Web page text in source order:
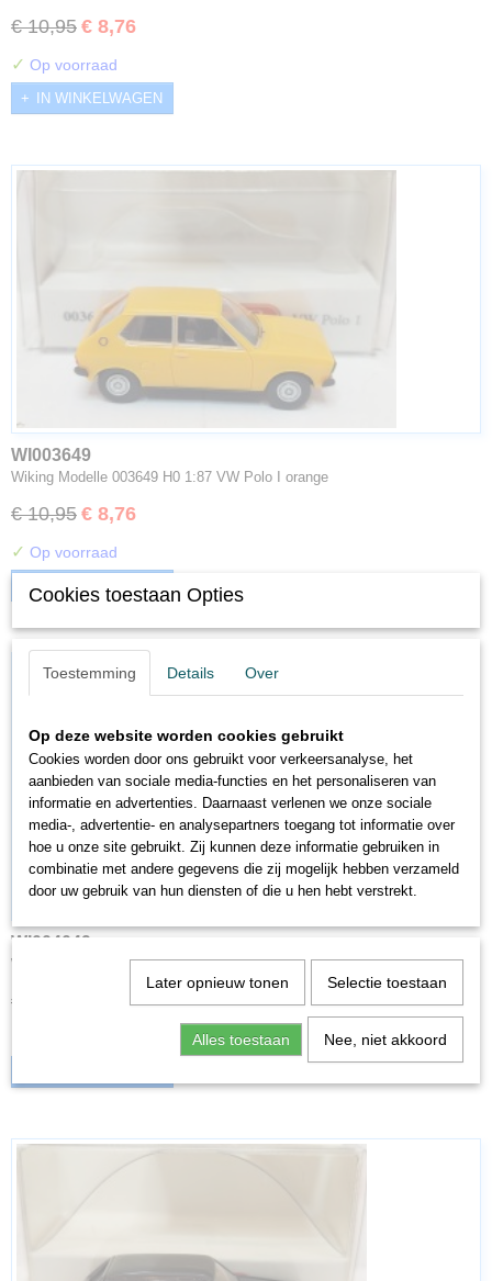
€ 10,95 € 8,76
✓ Op voorraad
IN WINKELWAGEN
WI003649
Wiking Modelle 003649 H0 1:87 VW Polo I orange
€ 10,95 € 8,76
✓ Op voorraad
IN WINKELWAGEN
WI004049
Wiking 004049 H0 1:87 VW 181 hellrotorange
€ 9,95
Cookies toestaan Opties
Toestemming Details Over
Op deze website worden cookies gebruikt
Cookies worden door ons gebruikt voor verkeersanalyse, het
aanbieden van sociale media-functies en het personaliseren van
informatie en advertenties. Daarnaast verlenen we onze sociale
media-, advertentie- en analysepartners toegang tot informatie over
hoe u onze site gebruikt. Zij kunnen deze informatie gebruiken in
combinatie met andere gegevens die zij mogelijk hebben verzameld
door uw gebruik van hun diensten of die u hen hebt verstrekt.
Later opnieuw tonen Selectie toestaan
Alles toestaan Nee, niet akkoord